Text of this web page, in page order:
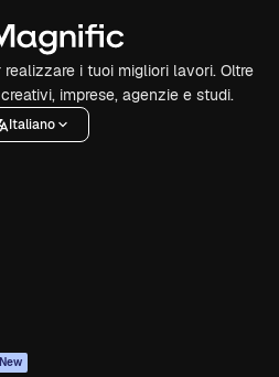
i tuoi migliori lavori. Oltre
imprese, agenzie e studi.
Italiano
New